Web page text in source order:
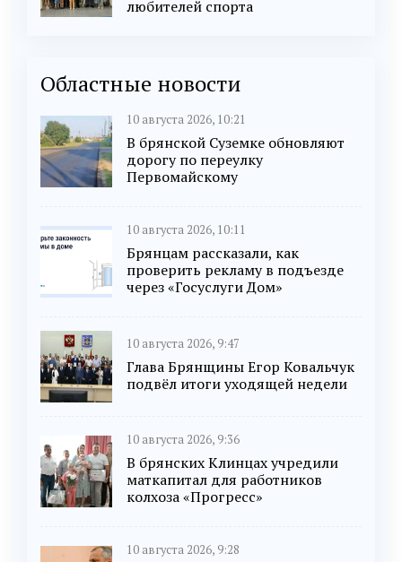
любителей спорта
Областные новости
10 августа 2026, 10:21
В брянской Суземке обновляют
дорогу по переулку
Первомайскому
10 августа 2026, 10:11
Брянцам рассказали, как
проверить рекламу в подъезде
через «Госуслуги Дом»
10 августа 2026, 9:47
Глава Брянщины Егор Ковальчук
подвёл итоги уходящей недели
10 августа 2026, 9:36
В брянских Клинцах учредили
маткапитал для работников
колхоза «Прогресс»
10 августа 2026, 9:28